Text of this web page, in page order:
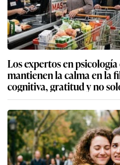
Los expertos en
mantienen la calma en la
cognitiva, gratitud y no